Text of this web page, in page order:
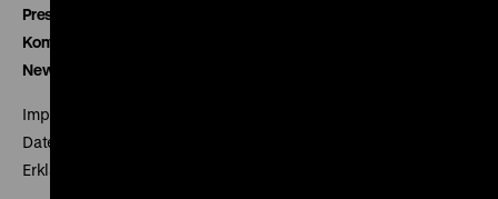
Presse
Kontakt
Newsletter
Impressum
Datenschutz
Erklärung digitale Barrierefreiheit